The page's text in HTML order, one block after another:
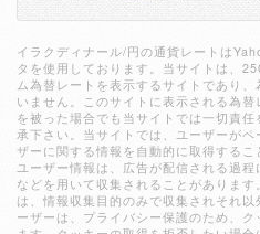
イラクディナール/円の通貨レートは
タを使用しております。当サイトは、
ム為替レートを表示するサイトであり
いません。このサイトに表示される為
を被った場合でも当サイトでは一切責
承下さい。当サイトでは、ユーザーが
ザーに関する情報を自動的に取得する
ユーザー情報は、広告が配信される過
などを用いて収集されることがありま
は、情報収集目的のみで収集されそれ
ーザーは、プライバシー保護のため、